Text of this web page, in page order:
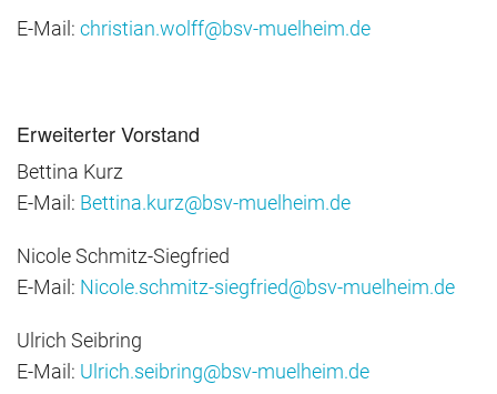
E-Mail: christian.wolff@bsv-muelheim.de
Erweiterter Vorstand
Bettina Kurz
E-Mail: Bettina.kurz@bsv-muelheim.de
Nicole Schmitz-Siegfried
E-Mail: Nicole.schmitz-siegfried@bsv-muelheim.de
Ulrich Seibring
E-Mail: Ulrich.seibring@bsv-muelheim.de